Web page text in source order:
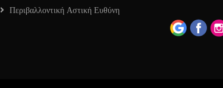
Περιβαλλοντική Αστική Ευθύνη